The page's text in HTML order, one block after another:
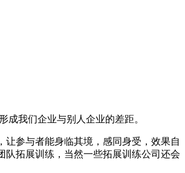
我们企业与别人企业的差距。
参与者能身临其境，感同身受，效果自
拓展训练，当然一些拓展训练公司还会